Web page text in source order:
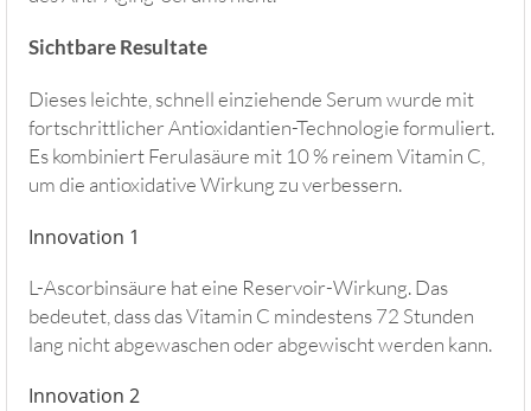
Sichtbare Resultate
Dieses leichte, schnell einziehende Serum wurde mit
fortschrittlicher Antioxidantien-Technologie formuliert.
Es kombiniert Ferulasäure mit 10 % reinem Vitamin C,
um die antioxidative Wirkung zu verbessern.
Innovation 1
L-Ascorbinsäure hat eine Reservoir-Wirkung. Das
bedeutet, dass das Vitamin C mindestens 72 Stunden
lang nicht abgewaschen oder abgewischt werden kann.
Innovation 2